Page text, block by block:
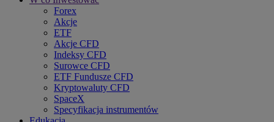
Forex
Akcje
ETF
Akcje CFD
Indeksy CFD
Surowce CFD
ETF Fundusze CFD
Kryptowaluty CFD
SpaceX
Specyfikacja instrumentów